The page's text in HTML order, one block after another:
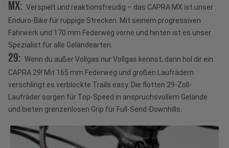
MX: Verspielt und reaktionsfreudig – das CAPRA MX ist unser
Enduro-Bike für ruppige Strecken. Mit seinem progressiven
Fahrwerk und 170 mm Federweg vorne und hinten ist es unser
Spezialist für alle Geländearten.
29: Wenn du außer Vollgas nur Vollgas kennst, dann hol dir ein
CAPRA 29! Mit 165 mm Federweg und großen Laufrädern
verschlingt es verblockte Trails easy. Die flotten 29-Zoll-
Laufräder sorgen für Top-Speed in anspruchsvollem Gelände
und bieten grenzenlosen Grip für Full-Send-Downhills.